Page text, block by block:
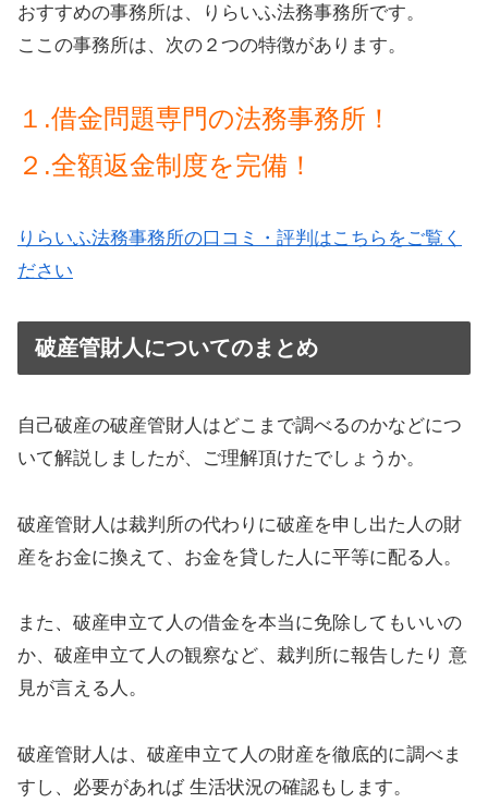
おすすめの事務所は、りらいふ法務事務所です。
ここの事務所は、次の２つの特徴があります。
１.借金問題専門の法務事務所！
２.全額返金制度を完備！
りらいふ法務事務所の口コミ・評判はこちらをご覧く
ださい
破産管財人についてのまとめ
自己破産の破産管財人はどこまで調べるのかなどにつ
いて解説しましたが、ご理解頂けたでしょうか。
破産管財人は裁判所の代わりに破産を申し出た人の財
産をお金に換えて、お金を貸した人に平等に配る人。
また、破産申立て人の借金を本当に免除してもいいの
か、破産申立て人の観察など、裁判所に報告したり 意
見が言える人。
破産管財人は、破産申立て人の財産を徹底的に調べま
すし、必要があれば 生活状況の確認もします。